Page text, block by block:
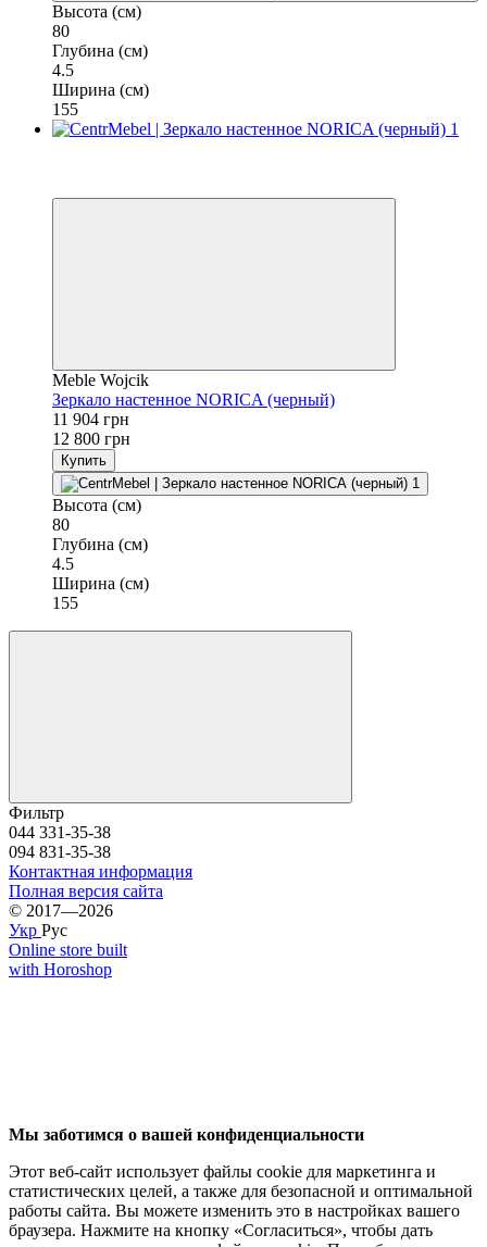
Высота (см)
80
Глубина (см)
4.5
Ширина (см)
155
Meble Wojcik
Зеркало настенное NORICA (черный)
11 904 грн
12 800 грн
Купить
Высота (см)
80
Глубина (см)
4.5
Ширина (см)
155
Фильтр
044 331-35-38
094 831-35-38
Контактная информация
Полная версия сайта
© 2017—2026
Укр Рус
Online store built
with Horoshop
Мы заботимся о вашей конфиденциальности
Этот веб-сайт использует файлы cookie для маркетинга и
статистических целей, а также для безопасной и оптимальной
работы сайта. Вы можете изменить это в настройках вашего
браузера. Нажмите на кнопку «Согласиться», чтобы дать